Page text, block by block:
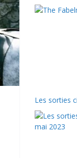
Les sorties